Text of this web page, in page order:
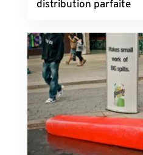
distribution parfaite